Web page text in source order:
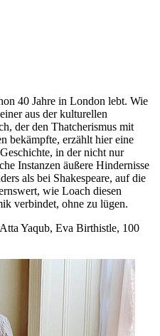
40 Jahre in London lebt. Wie
aus der kulturellen
der den Thatcherismus mit
bekämpfte, erzählt hier eine
in der nicht nur
Instanzen äußere Hindernisse
als bei Shakespeare, auf die
wie Loach diesen
verbindet, ohne zu lügen.
Yaqub, Eva Birthistle, 100